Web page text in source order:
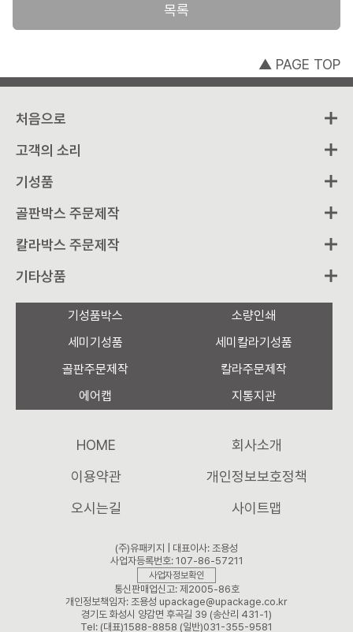
목록
▲ PAGE TOP
처음으로
고객의 소리
기성품
골판박스 주문제작
칼라박스 주문제작
기타상품
기성품박스
소량인쇄
세미기성품
세미칼라기성품
골판주문제작
칼라주문제작
에어캡
지통지관
HOME
회사소개
이용약관
개인정보보호정책
오시는길
사이트맵
(주)유패키지 | 대표이사: 조용성
사업자등록번호: 107-86-57211
사업자정보확인
통신판매업신고: 제2005-86호
개인정보책임자: 조용성 upackage@upackage.co.kr
경기도 화성시 양감면 후곡길 39 (송산리 431-1)
Tel: (대표)1588-8858 (일반)031-355-9581